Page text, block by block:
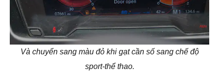
Và chuyển sang màu đỏ khi gạt cần số sang chế độ
sport-thể thao.